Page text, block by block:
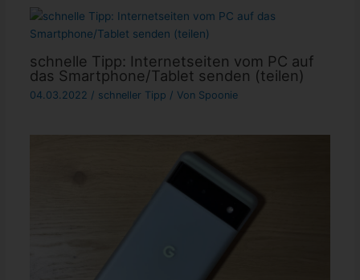
schnelle Tipp: Internetseiten vom PC auf
das Smartphone/Tablet senden (teilen)
04.03.2022 / schneller Tipp / Von Spoonie